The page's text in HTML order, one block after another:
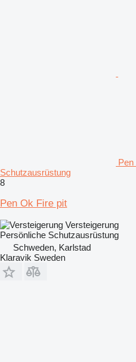
Schutzausrüstung
8
Pen Ok Fire pit
Versteigerung
Persönliche Schutzausrüstung
Schweden, Karlstad
Klaravik Sweden